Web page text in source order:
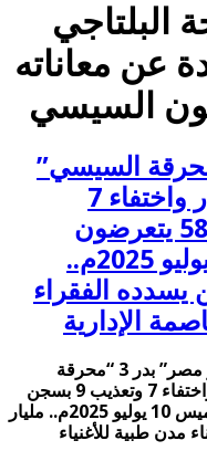
البلتاجي
عن معاناته
السيسي
مصر” بدر 3 “محرقة السيسي”
التي تدفع المعتقلين للانتحار واختفاء 7
وتعذيب 9 بسجن العاشر و58 يتعرضون
للتنكيل ببدر.. الخميس 10 يوليو 2025م..
يسدده الفقراء
الإدارية
على “غوانتانامو مصر” بدر 3 “محرقة
السيسي” التي تدفع المعتقلين للانتحار واختفاء 7 وتعذيب 9 بسجن
العاشر و58 يتعرضون للتنكيل ببدر.. الخميس 10 يوليو 2025م.. مليار
مدن طبية للأغنياء